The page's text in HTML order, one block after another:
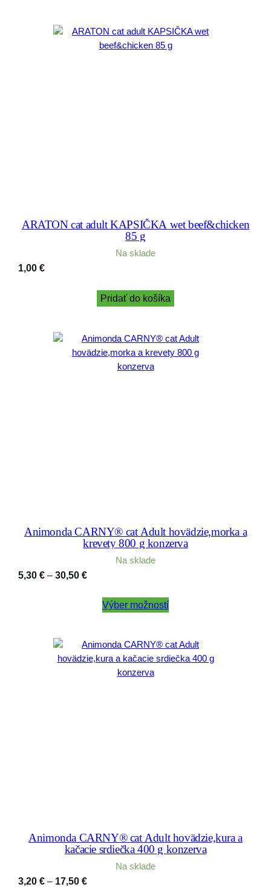
ARATON cat adult KAPSIČKA wet beef&chicken
85 g
Na sklade
1,00 €
Pridať do košíka
Animonda CARNY® cat Adult hovädzie,morka a
krevety 800 g konzerva
Na sklade
5,30 € – 30,50 €Price
5,30 €Výber možností
Animonda CARNY® cat Adult hovädzie,kura a
kačacie srdiečka 400 g konzerva
Na sklade
3,20 € – 17,50 €Price